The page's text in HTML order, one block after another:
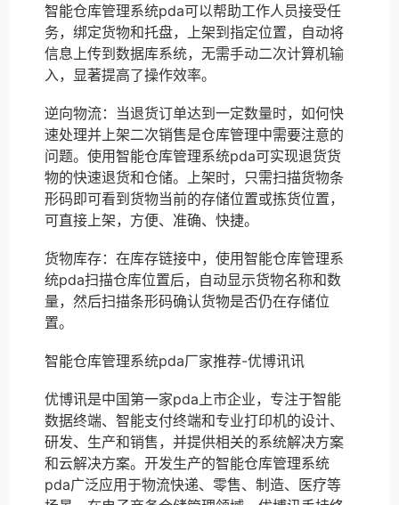
智能仓库管理系统pda可以帮助工作人员接受任
务，绑定货物和托盘，上架到指定位置，自动将
信息上传到数据库系统，无需手动二次计算机输
入，显著提高了操作效率。
逆向物流：当退货订单达到一定数量时，如何快
速处理并上架二次销售是仓库管理中需要注意的
问题。使用智能仓库管理系统pda可实现退货货
物的快速退货和仓储。上架时，只需扫描货物条
形码即可看到货物当前的存储位置或拣货位置，
可直接上架，方便、准确、快捷。
货物库存：在库存链接中，使用智能仓库管理系
统pda扫描仓库位置后，自动显示货物名称和数
量，然后扫描条形码确认货物是否仍在存储位
置。
智能仓库管理系统pda厂家推荐-优博讯讯
优博讯是中国第一家pda上市企业，专注于智能
数据终端、智能支付终端和专业打印机的设计、
研发、生产和销售，并提供相关的系统解决方案
和云解决方案。开发生产的智能仓库管理系统
pda广泛应用于物流快递、零售、制造、医疗等